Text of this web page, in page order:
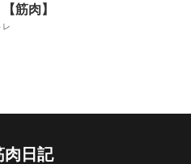
筋肉】
レ
肉日記